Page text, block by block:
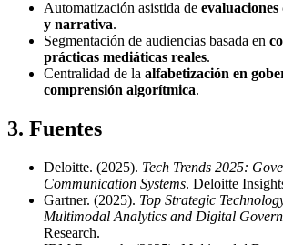
Automatización asistida de evaluaciones
y narrativa.
Segmentación de audiencias basada en
prácticas mediáticas reales.
Centralidad de la alfabetización en
comprensión algorítmica.
3. Fuentes
Deloitte. (2025). Tech Trends 2025:
Communication Systems. Deloitte
Gartner. (2025). Top Strategic
Multimodal Analytics and Digital
Research.